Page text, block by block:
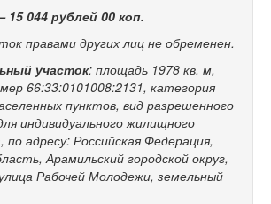
15 044 рублей 00 коп.
правами других лиц не обременен.
участок: площадь 1978 кв. м,
66:33:0101008:2131, категория
пунктов, вид разрешенного
индивидуального жилищного
адресу: Российская Федерация,
Арамильский городской округ,
Рабочей Молодежи, земельный